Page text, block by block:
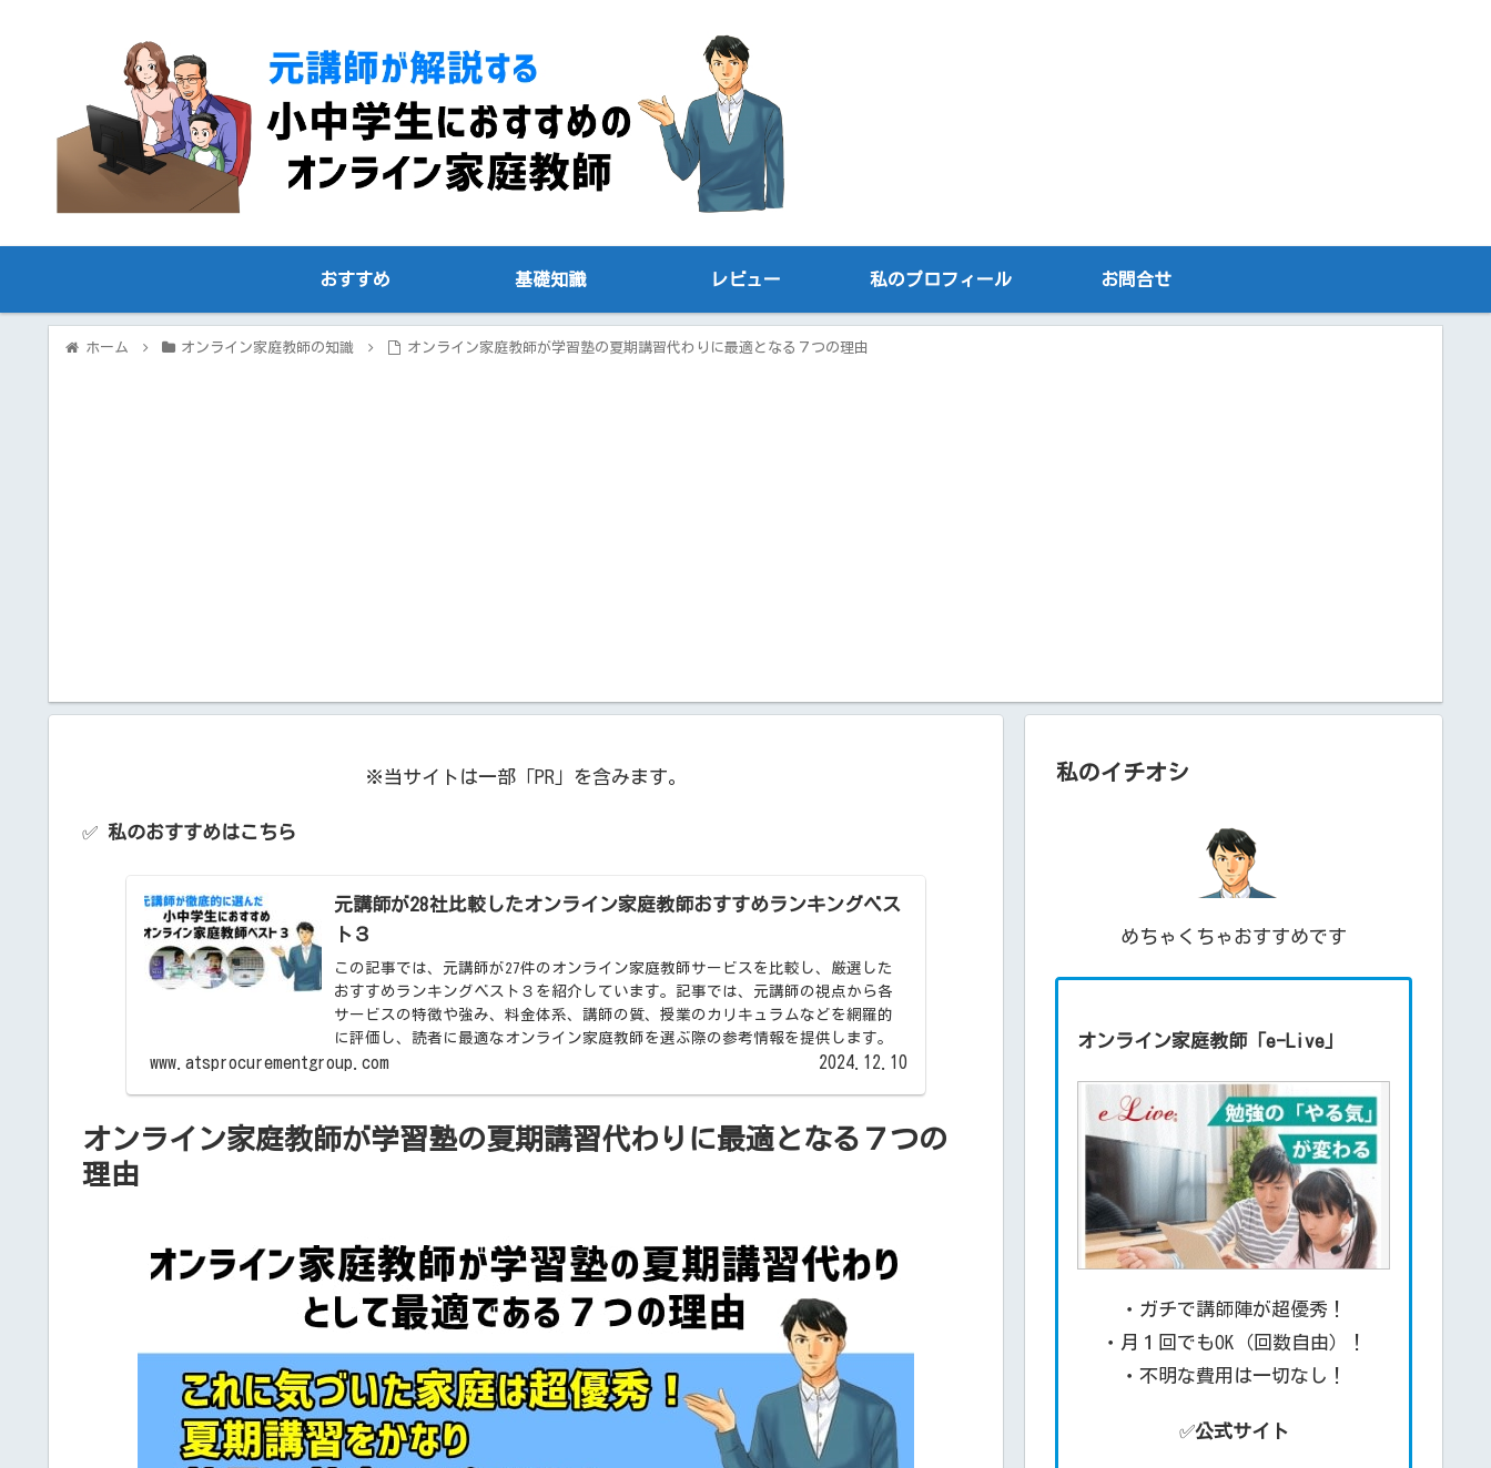
おすすめ 基礎知識 レビュー 私のプロフィール お問合せ
ホーム オンライン家庭教師の知識 オンライン家庭教師が学習塾の夏期講習代わりに最適となる７つの理由
※当サイトは一部「PR」を含みます。
✅ 私のおすすめはこちら
元講師が28社比較したオンライン家庭教師おすすめランキングベス
ト３
この記事では、元講師が27件のオンライン家庭教師サービスを比較し、厳選した
おすすめランキングベスト３を紹介しています。記事では、元講師の視点から各
サービスの特徴や強み、料金体系、講師の質、授業のカリキュラムなどを網羅的
に評価し、読者に最適なオンライン家庭教師を選ぶ際の参考情報を提供します。
www.atsprocurementgroup.com 2024.12.10
オンライン家庭教師が学習塾の夏期講習代わりに最適となる７つの
理由
私のイチオシ
めちゃくちゃおすすめです
オンライン家庭教師「e-Live」
・ガチで講師陣が超優秀！
・月１回でもOK（回数自由）！
・不明な費用は一切なし！
✅公式サイト